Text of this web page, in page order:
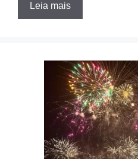
Leia mais